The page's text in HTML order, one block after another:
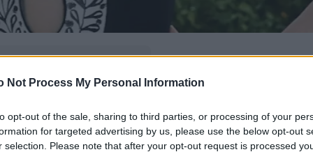
Not Process My Personal Information
opt-out of the sale, sharing to third parties, or processing of your
for targeted advertising by us, please use the below opt-out
selection. Please note that after your opt-out request is processed
πιο συχνά
αντιμετώπιζε επί